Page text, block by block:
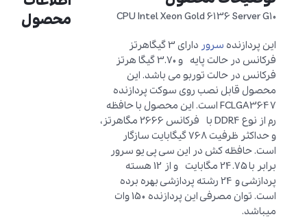
CPU Intel Xeon Gold 6136 Server G10
این پردازنده سرور
دارای 3 گیگاهرتز
فرکانس در حالت پایه و 3.70 گیگا هرتز
فرکانس در حالت توربو می باشد. این
محصول قابل نصب روی سوکت پردازنده
FCLGA3647 است. این محصول با حافظه
رم از نوع DDR4 با فرکانس 2666 مگاهرتز،
و حداکثر ظرفیت 768 گیگابایت سازگار
است. حافظه کش در این سی پی یو سرور
برابر با 24.75 مگابایت و از 12 هسته
پردازشی و 24 رشته پردازشی بهره برده
است. توان مصرفی این پردازنده 150 وات
میباشد.
محصول